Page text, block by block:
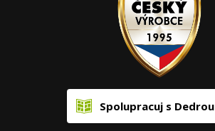
Spolupracuj s Dedrou